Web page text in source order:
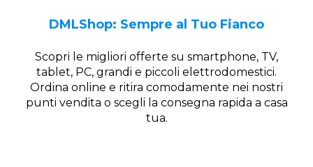
DMLShop: Sempre al Tuo Fianco
Scopri le migliori offerte su smartphone, TV,
tablet, PC, grandi e piccoli elettrodomestici.
Ordina online e ritira comodamente nei nostri
punti vendita o scegli la consegna rapida a casa
tua.